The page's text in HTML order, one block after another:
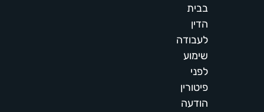
בבית
הדין
לעבודה
שימוע
לפני
פיטורין
הודעה